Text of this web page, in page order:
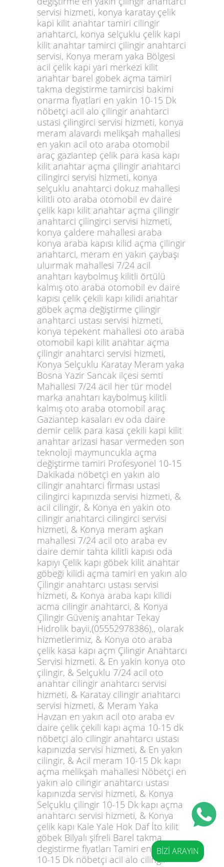
BİZİ ARAYIN
servisi hizmeti, konya karatay çelik
kapi kilit anahtar tamiri cilingir
anahtarci, konya selçuklu çelik kapi
kilit anahtar tamirci çilingir anahtarci
servisi, Konya meram yaka Bölgesi
acil çelik kapi yari merkezi kilit
anahtar barel gobek açma tamiri
takma degistirme tamircisi bakimi
onarma fiyatlari en yakin 10-15 Dk
nöbetçi acil alo çilingir anahtarci
ustasi çilingirci servisi hizmeti, konya
meram alavardı melikşah mahallesi
en yakın acil oto araba otomobil
araç gaziantep çelik para kasa kapı
kilit anahtar açma çilingir anahtarci
cilingirci servisi hizmeti, konya
selçuklu anahtarci dokuz mahallesi
kilitli oto araba otomobil ev daire
çelik kapı kilit anahtar açma çilingir
anahtarci çilingirci servisi hizmeti,
konya çaldere mahallesi araba
konya araba kapısı kilid açma çilingir
anahtarci, meram en yakın çaybaşı
uluırmak mahallesi 7/24 acil
anahtarı kaybolmuş kilitli örtülü
kalmış oto araba otomobil ev daire
kapısı çelik çekili kapı kilidi anahtar
göbek açma değiştirme çilingir
anahtarci ustası servisi hizmeti,
konya tepekent mahallesi oto araba
otomobil kapi kilit anahtar açma
çilingir anahtarci servisi hizmeti,
Konya Selçuklu Karatay Meram yaka
Bosna Yazir Sancak ilçesi semti
Mahallesi 7/24 acil her tür model
marka anahtarı kaybolmuş kilitli
kalmış oto araba otomobil araç
Gaziantep kasaları ev oda daire
demir celik para kasa çekili kapi kilit
anahtar arizasi hasar vermeden son
teknoloji maymuncukla açma
değiştirme tamiri Profesyonel 10-15
Dakikada nöbetçi en yakın alo
cilingir anahtarci firması ustasi
cilingirci kapınızda servisi hizmeti, &
acil cilingir, & Konya en yakin oto
cilingir anahtarci cilingirci servisi
hizmeti, & Konya meram aşkan
mahallesi 7/24 acil oto araba ev
daire demir tahta kilitli kapısı oda
kapıyı Çelik kapı göbek kilit anahtar
göbeği kilidi açma tamiri en yakın alo
Çilingir anahtarcı ustası servisi
hizmeti, & Konya araba kapı kilidi
acma cilingir anahtarci, & Konya
Çilingir Güveniş anahtar Tekay
Hidrolik bayii,(05552978386),, olarak
hizmetlerimiz, & Konya oto araba
çelik kasa kapı açm Çilingir Anahtarcı
Servisi hizmeti. & En yakin konya oto
çilingir, & Selçuklu 7/24 acil oto
anahtar cilingir anahtarcı servisi
hizmeti, & Karatay cilingir anahtarcı
servisi hizmeti, & Meram Yaka
Havzan en yakın acil oto araba ev
daire çelik çekili kapı açma 10-15 dk
nöbetçi alo cilingir anahtarcı ustası
kapınızda servisi hizmeti, & En yakın
cilingir, & Acil meram 10-15 Dk kapı
açma melikşah mahallesi Nöbetçi en
yakın alo cilingir anahtarcı ustası
kapınızda servisi hizmeti, & Konya
Selçuklu çilingir 10-15 Dk kapı açma
anahtarcı servisi hizmeti, & Konya
çelik kapı Kale Yale Hok Daf İto kilit
göbek Bilyalı şifreli Barel takma
degistirme fiyatları Tamiri en yakın
10-15 Dk nöbetçi acil alo cilingir